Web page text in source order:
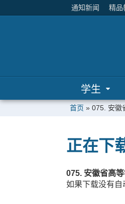
通知新闻 精品
学生
首页 » 075. 安徽
正在下
075. 安徽省高
如果下载没有自